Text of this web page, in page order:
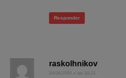
Responder
raskolhnikov
14/06/2009 a las 19:21